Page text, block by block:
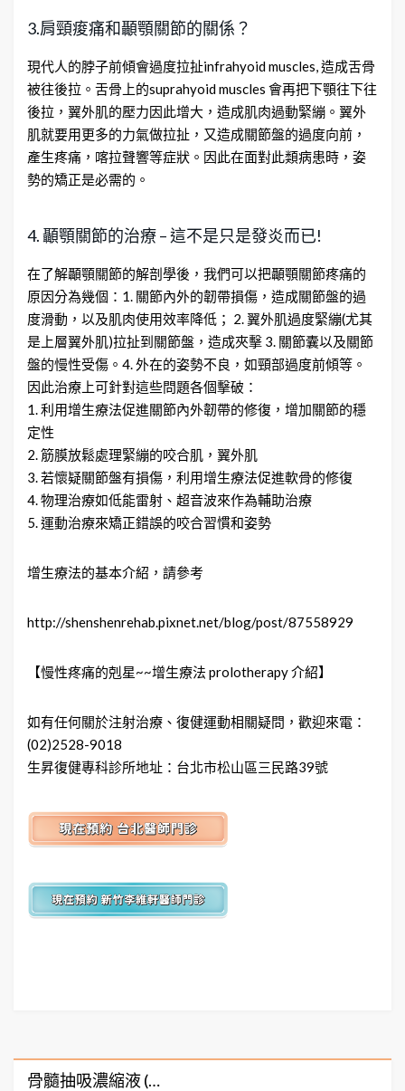
3.肩頸痠痛和顳顎關節的關係？
現代人的脖子前傾會過度拉扯infrahyoid muscles, 造成舌骨
被往後拉。舌骨上的suprahyoid muscles 會再把下顎往下往
後拉，翼外肌的壓力因此增大，造成肌肉過動緊繃。翼外
肌就要用更多的力氣做拉扯，又造成關節盤的過度向前，
產生疼痛，喀拉聲響等症狀。因此在面對此類病患時，姿
勢的矯正是必需的。
4. 顳顎關節的治療 – 這不是只是發炎而已!
在了解顳顎關節的解剖學後，我們可以把顳顎關節疼痛的
原因分為幾個：1. 關節內外的韌帶損傷，造成關節盤的過
度滑動，以及肌肉使用效率降低； 2. 翼外肌過度緊繃(尤其
是上層翼外肌)拉扯到關節盤，造成夾擊 3. 關節囊以及關節
盤的慢性受傷。4. 外在的姿勢不良，如頸部過度前傾等。
因此治療上可針對這些問題各個擊破：
1. 利用增生療法促進關節內外韌帶的修復，增加關節的穩
定性
2. 筋膜放鬆處理緊繃的咬合肌，翼外肌
3. 若懷疑關節盤有損傷，利用增生療法促進軟骨的修復
4. 物理治療如低能雷射、超音波來作為輔助治療
5. 運動治療來矯正錯誤的咬合習慣和姿勢
增生療法的基本介紹，請參考
http://shenshenrehab.pixnet.net/blog/post/87558929
【慢性疼痛的剋星~~增生療法 prolotherapy 介紹】
如有任何關於注射治療、復健運動相關疑問，歡迎來電：
(02)2528-9018
生昇復健專科診所地址：台北市松山區三民路39號
骨髓抽吸濃縮液 (…